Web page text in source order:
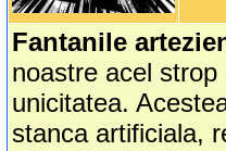
Fantanile
noastre acel
unicitatea.
stanca artificiala,